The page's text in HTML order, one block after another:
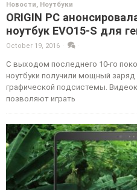
Новости, Ноутбуки
ORIGIN PC
ноутбук EVO15-S для
October 19, 2016
С выходом последнего 10-го
ноутбуки получили мощный
графической подсистемы.
позволяют играть